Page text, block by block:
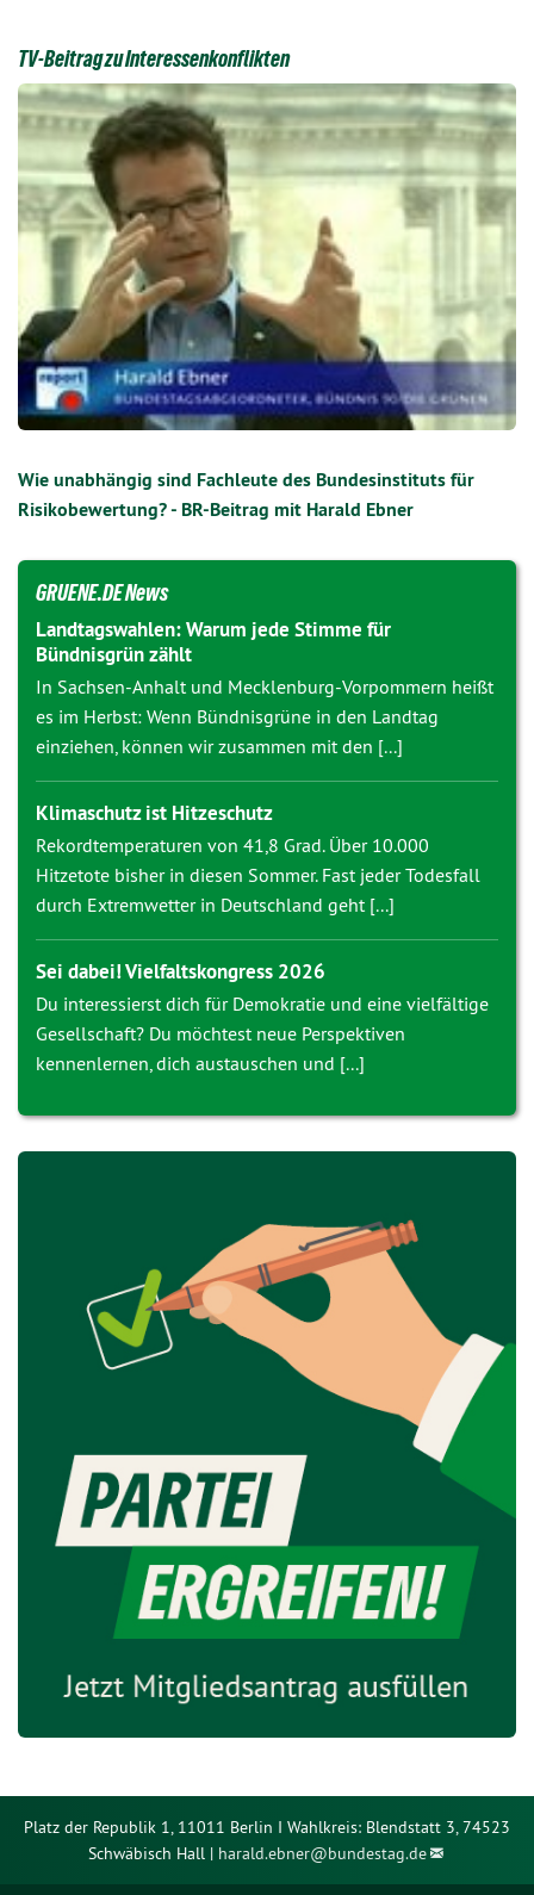
TV-Beitrag zu Interessenkonflikten
Wie unabhängig sind Fachleute des Bundesinstituts für
Risikobewertung? - BR-Beitrag mit Harald Ebner
GRUENE.DE News
Landtagswahlen: Warum jede Stimme für
Bündnisgrün zählt
In Sachsen-Anhalt und Mecklenburg-Vorpommern heißt
es im Herbst: Wenn Bündnisgrüne in den Landtag
einziehen, können wir zusammen mit den [...]
Klimaschutz ist Hitzeschutz
Rekordtemperaturen von 41,8 Grad. Über 10.000
Hitzetote bisher in diesen Sommer. Fast jeder Todesfall
durch Extremwetter in Deutschland geht [...]
Sei dabei! Vielfaltskongress 2026
Du interessierst dich für Demokratie und eine vielfältige
Gesellschaft? Du möchtest neue Perspektiven
kennenlernen, dich austauschen und [...]
Platz der Republik 1, 11011 Berlin I Wahlkreis: Blendstatt 3, 74523
Schwäbisch Hall | harald.ebner@bundestag.de